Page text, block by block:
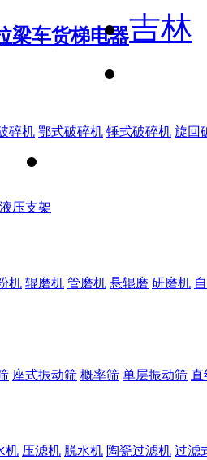
梁车货梯电器
碎机 鄂式破碎机 锤式破碎机 旋回
液压支架
机 辊磨机 管磨机 悬辊磨 研磨机
座式振动筛 概率筛 单层振动筛 直
机 压滤机 脱水机 陶瓷过滤机 过滤
吉林